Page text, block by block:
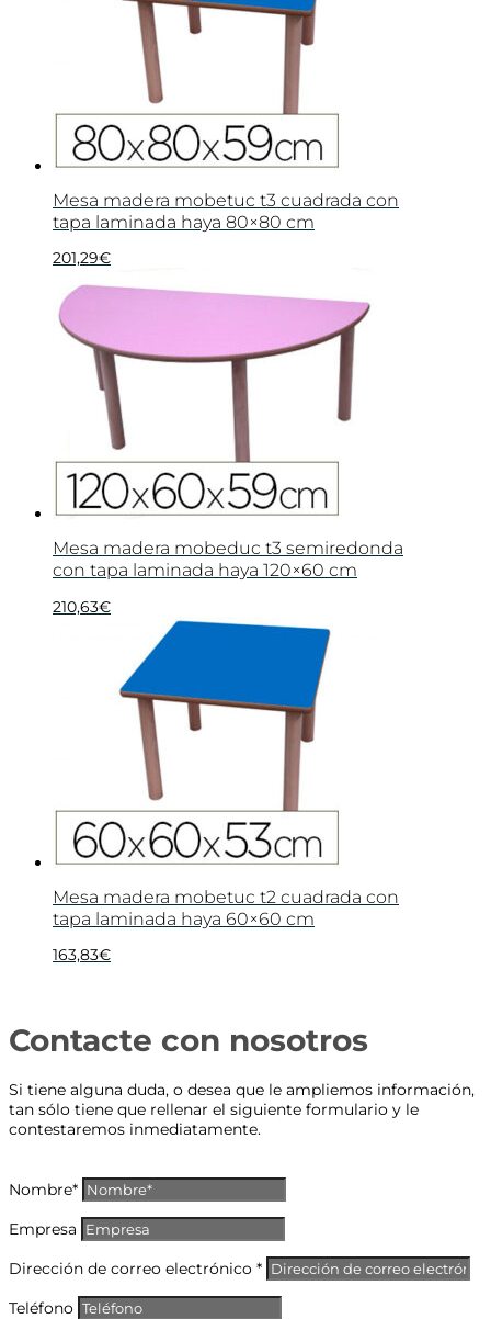
Mesa madera mobetuc t3 cuadrada con
tapa laminada haya 80×80 cm
201,29€
Mesa madera mobeduc t3 semiredonda
con tapa laminada haya 120×60 cm
210,63€
Mesa madera mobetuc t2 cuadrada con
tapa laminada haya 60×60 cm
163,83€
Contacte con nosotros
Si tiene alguna duda, o desea que le ampliemos información,
tan sólo tiene que rellenar el siguiente formulario y le
contestaremos inmediatamente.
Nombre*
Empresa
Dirección de correo electrónico *
Teléfono